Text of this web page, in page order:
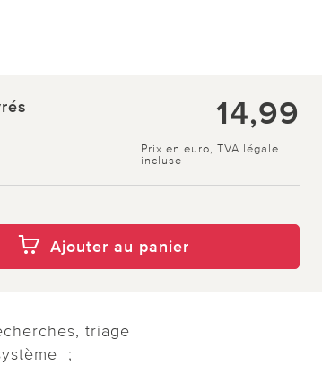
14,99
Prix en euro, TVA légale
incluse
Ajouter au panier
triage
;